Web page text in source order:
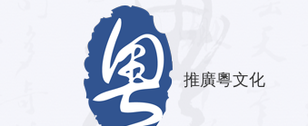
推廣粵文化